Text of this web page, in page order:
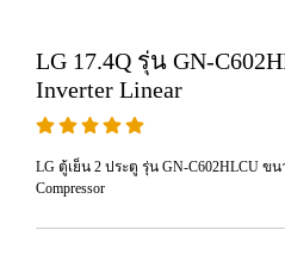
LG 17.4Q รุ่น GN-
Inverter Linear
LG ตู้เย็น 2 ประตู รุ่น GN-C602HLCU ขน
Compressor